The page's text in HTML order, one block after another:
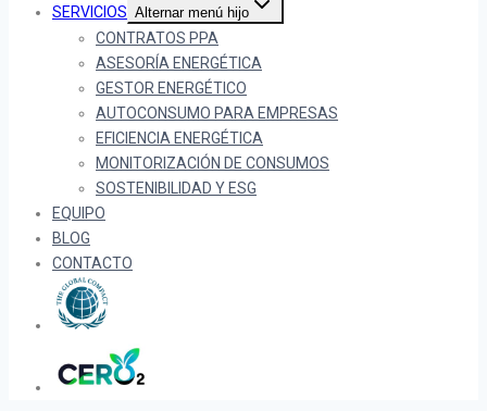
SERVICIOS Alternar menú hijo
CONTRATOS PPA
ASESORÍA ENERGÉTICA
GESTOR ENERGÉTICO
AUTOCONSUMO PARA EMPRESAS
EFICIENCIA ENERGÉTICA
MONITORIZACIÓN DE CONSUMOS
SOSTENIBILIDAD Y ESG
EQUIPO
BLOG
CONTACTO